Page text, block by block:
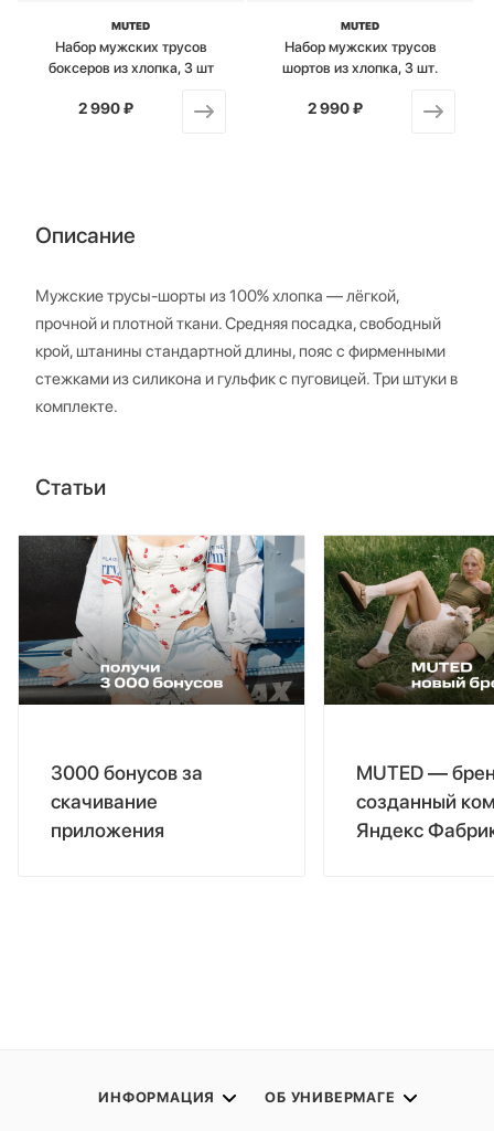
MUTED
Набор мужских трусов
боксеров из хлопка, 3 шт
от
2 990 ₽
MUTED
Набор мужских трусов
шортов из хлопка, 3 шт.
от
2 990 ₽
Описание
Мужские трусы-шорты из 100% хлопка — лёгкой,
прочной и плотной ткани. Средняя посадка, свободный
крой, штанины стандартной длины, пояс с фирменными
стежками из силикона и гульфик с пуговицей. Три штуки в
комплекте.
Статьи
3000 бонусов за
скачивание
приложения
MUTED —
созданный
Яндекс
ИНФОРМАЦИЯ ОБ УНИВЕРМАГЕ